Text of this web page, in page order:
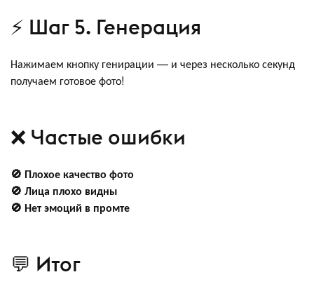
⚡ Шаг 5. Генерация
Нажимаем кнопку генирации — и через несколько секунд
получаем готовое фото!
❌ Частые ошибки
🚫 Плохое качество фото
🚫 Лица плохо видны
🚫 Нет эмоций в промте
💬 Итог